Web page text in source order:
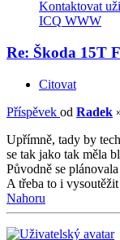
Kontaktovat
ICQ WWW
Re: Škoda 15T
Citovat
Příspěvek od Radek
Upřímně, tady by
se tak jako tak měla
Původně se
A třeba to i
Nahoru